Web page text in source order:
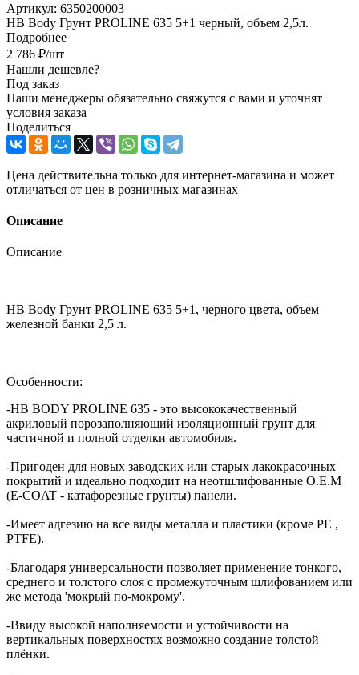
Артикул: 6350200003
HB Body Грунт PROLINE 635 5+1 черный, объем 2,5л.
Подробнее
2 786 ₽/шт
Нашли дешевле?
Под заказ
Наши менеджеры обязательно свяжутся с вами и уточнят
условия заказа
Поделиться
Цена действительна только для интернет-магазина и может
отличаться от цен в розничных магазинах
Описание
Описание
HB Body Грунт PROLINE 635 5+1, черного цвета, объем
железной банки 2,5 л.
Особенности:
-HB BODY PROLINE 635 - это высококачественный
акриловый порозаполняющий изоляционный грунт для
частичной и полной отделки автомобиля.
-Пригоден для новых заводских или старых лакокрасочных
покрытий и идеально подходит на неотшлифованные O.E.M
(E-COAT - катафорезные грунты) панели.
-Имеет адгезию на все виды металла и пластики (кроме PE ,
PTFE).
-Благодаря универсальности позволяет применение тонкого,
среднего и толстого слоя с промежуточным шлифованием или
же метода 'мокрый по-мокрому'.
-Ввиду высокой наполняемости и устойчивости на
вертикальных поверхностях возможно создание толстой
плёнки.